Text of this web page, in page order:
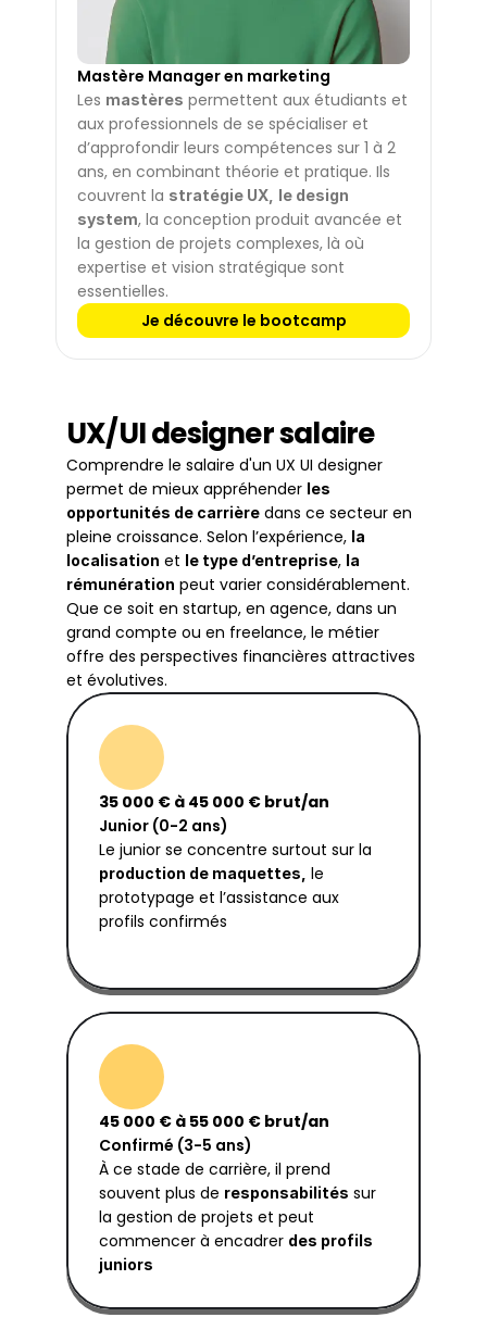
Mastère Manager en marketing
Les mastères permettent aux étudiants et
aux professionnels de se spécialiser et
d’approfondir leurs compétences sur 1 à 2
ans, en combinant théorie et pratique. Ils
couvrent la stratégie UX, le design
system, la conception produit avancée et
la gestion de projets complexes, là où
expertise et vision stratégique sont
essentielles.
Je découvre le bootcamp
UX/UI designer salaire
Comprendre le salaire d'un UX UI designer
permet de mieux appréhender les
opportunités de carrière dans ce secteur en
pleine croissance. Selon l’expérience, la
localisation et le type d’entreprise, la
rémunération peut varier considérablement.
Que ce soit en startup, en agence, dans un
grand compte ou en freelance, le métier
offre des perspectives financières attractives
et évolutives.
35 000 € à 45 000 € brut/an
Junior (0-2 ans)
production de maquettes, le
prototypage et l’assistance aux
profils confirmés
45 000 € à 55 000 € brut/an
Confirmé (3-5 ans)
À ce stade de carrière, il prend
souvent plus de responsabilités sur
la gestion de projets et peut
commencer à encadrer des profils
juniors